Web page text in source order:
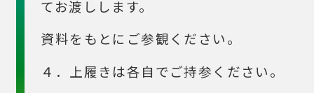
てお渡しします。
資料をもとにご参観ください。
４．上履きは各自でご持参ください。